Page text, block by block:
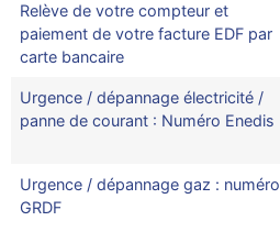
Relève de votre compteur et
paiement de votre facture EDF par
carte bancaire
Urgence / dépannage électricité /
panne de courant : Numéro Enedis
Urgence / dépannage gaz : numéro
GRDF